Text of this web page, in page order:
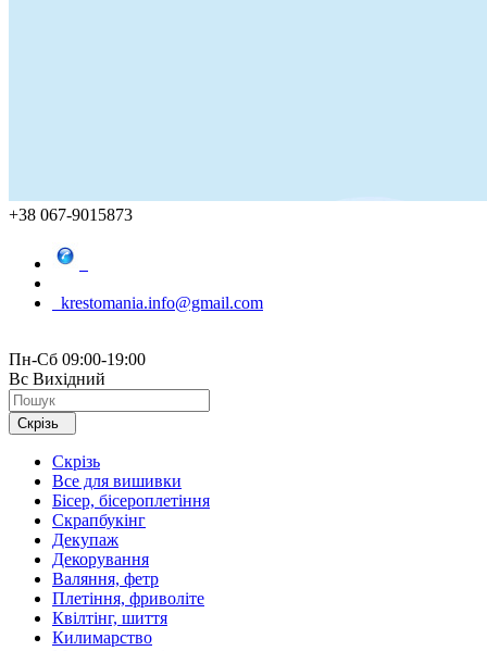
+38 067-9015873
krestomania.info@gmail.com
Пн-Сб 09:00-19:00
Вс Вихідний
Скрізь
Скрізь
Все для вишивки
Бісер, бісероплетіння
Скрапбукінг
Декупаж
Декорування
Валяння, фетр
Плетіння, фриволіте
Квілтінг, шиття
Килимарство